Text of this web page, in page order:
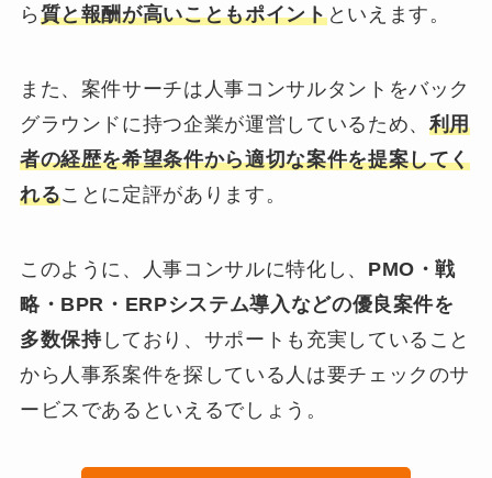
ら 質と報酬が高いこともポイントといえます。
また、案件サーチは人事コンサルタントをバック
グラウンドに持つ企業が運営しているため、 利用
者の経歴を希望条件から適切な案件を提案してく
れることに定評があります。
このように、人事コンサルに特化し、 PMO・戦
略・BPR・ERPシステム導入などの優良案件を
多数保持しており、サポートも充実していること
から人事系案件を探している人は要チェックのサ
ービスであるといえるでしょう。